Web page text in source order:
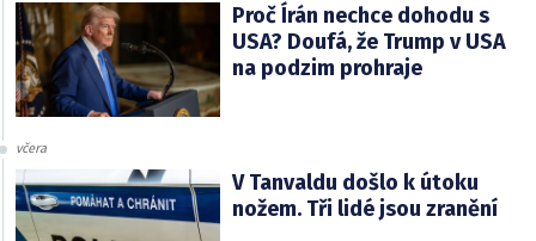
Proč Írán nechce dohodu s
USA? Doufá, že Trump v USA
na podzim prohraje
včera
V Tanvaldu došlo k útoku
nožem. Tři lidé jsou zranění